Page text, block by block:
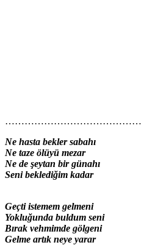
Ne hasta bekler sabahı
Ne taze ölüyü mezar
Ne de şeytan bir günahı
Seni beklediğim kadar
Geçti istemem gelmeni
Yokluğunda buldum seni
Bırak vehmimde gölgeni
Gelme artık neye yarar